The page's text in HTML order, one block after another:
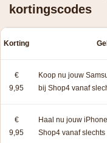
kortingscodes
Korting
€
9,95
Koop nu jouw
bij Shop4 vanaf
€
9,95
Haal nu jouw
Shop4 vanaf slechts